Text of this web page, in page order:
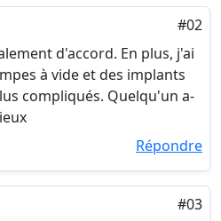
#02
d'accord. En plus, j'ai
à vide et des implants
compliqués. Quelqu'un a-
Répondre
#03